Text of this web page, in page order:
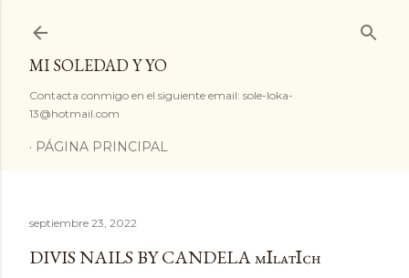
MI SOLEDAD Y YO
Contacta conmigo en el siguiente email: sole-loka-
13@hotmail.com
PÁGINA PRINCIPAL
septiembre 23, 2022
DIVIS NAILS BY CANDELA ᴍꞮʟᴀᴛꞮᴄʜ